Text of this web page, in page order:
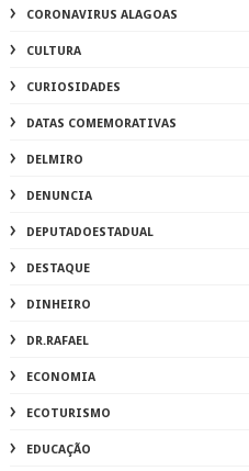
CORONAVIRUS ALAGOAS
CULTURA
CURIOSIDADES
DATAS COMEMORATIVAS
DELMIRO
DENUNCIA
DEPUTADOESTADUAL
DESTAQUE
DINHEIRO
DR.RAFAEL
ECONOMIA
ECOTURISMO
EDUCAÇÃO